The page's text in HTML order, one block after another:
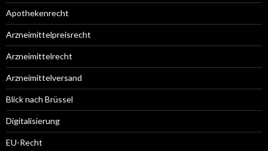
Apothekenrecht
Arzneimittelpreisrecht
Arzneimittelrecht
Arzneimittelversand
Blick nach Brüssel
Digitalisierung
EU-Recht